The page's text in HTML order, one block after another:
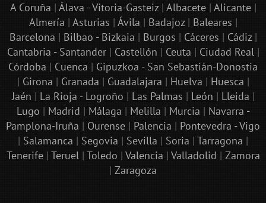
A Coruña | Álava - Vitoria-Gasteiz| Albacete| Alicante|
Almería | Asturias | Ávila | Badajoz| Baleares |
Barcelona | Bilbao - Bizkaia | Burgos | Cáceres | Cádiz|
Cantabria - Santander| Castellón | Ceuta | Ciudad Real|
Córdoba | Cuenca | Gipuzkoa - San Sebastián-Donostia
| Girona | Granada | Guadalajara | Huelva | Huesca |
Jaén | La Rioja - Logroño | Las Palmas | León | Lleida |
Lugo | Madrid | Málaga | Melilla | Murcia | Navarra -
Pamplona-Iruña | Ourense | Palencia | Pontevedra - Vigo
| Salamanca | Segovia | Sevilla | Soria | Tarragona |
Tenerife| Teruel| Toledo | Valencia | Valladolid | Zamora
| Zaragoza